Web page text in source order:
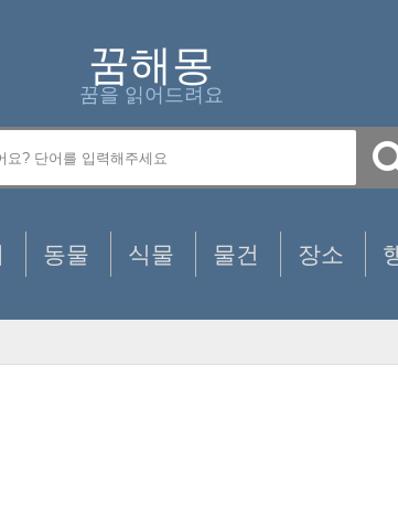
꿈해몽
꿈을 읽어드려요
동물 식물 물건 장소